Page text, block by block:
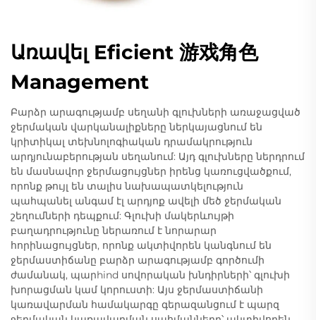
Առավել Eficient 游戏角色
Management
Բարձր արագությամբ սեղանի գլուխների առաջացված
ջերմական վարկանալիքները ներկայացնում են
կրիտիկալ տեխնոլոգիական դրամակրություն
արդյունաբերության սեղանում: Այդ գլուխները ներդրում
են մասնավոր ջերմացույցներ իրենց կառուցվածքում,
որոնք թույլ են տալիս նախապատկելություն
պահպանել անգամ էլ արդյոք ավելի մեծ ջերմական
շեղումների դեպքում: Գլուխի մակերևույթի
բաղադրությունը ներառում է նորարար
հորինացույցներ, որոնք ակտիվորեն կանգնում են
ջերմաստիճանը բարձր արագությամբ գործումի
ժամանակ, պարhind սովորական խնդիրների՝ գլուխի
խորացման կամ կորուստի: Այս ջերմաստիճանի
կառավարման համակարգը գերազանցում է պարզ